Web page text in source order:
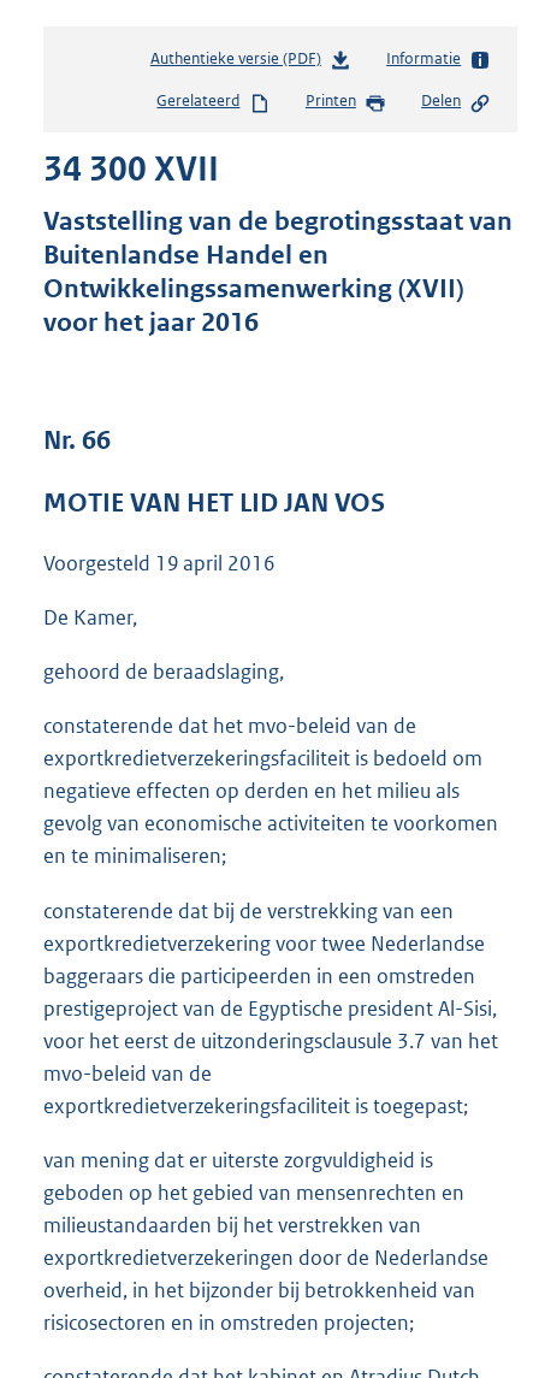
Authentieke versie (PDF)b
s
s
g
r
K
Informatie
Gerelateerd Printen Delen
34 300 XVII
Vaststelling van de begrotingsstaat van
Buitenlandse Handel en
Ontwikkelingssamenwerking (XVII)
voor het jaar 2016
Nr. 66
MOTIE VAN HET LID JAN VOS
Voorgesteld 19 april 2016
De Kamer,
gehoord de beraadslaging,
constaterende dat het mvo-beleid van de
exportkredietverzekeringsfaciliteit is bedoeld om
negatieve effecten op derden en het milieu als
gevolg van economische activiteiten te voorkomen
en te minimaliseren;
constaterende dat bij de verstrekking van een
exportkredietverzekering voor twee Nederlandse
baggeraars die participeerden in een omstreden
prestigeproject van de Egyptische president Al-Sisi,
voor het eerst de uitzonderingsclausule 3.7 van het
mvo-beleid van de
exportkredietverzekeringsfaciliteit is toegepast;
van mening dat er uiterste zorgvuldigheid is
geboden op het gebied van mensenrechten en
milieustandaarden bij het verstrekken van
exportkredietverzekeringen door de Nederlandse
overheid, in het bijzonder bij betrokkenheid van
risicosectoren en in omstreden projecten;